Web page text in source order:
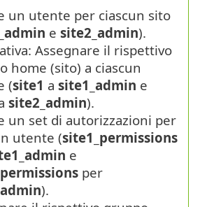
un utente per ciascun sito
e site2_admin).
Assegnare il rispettivo
home (sito) a ciascun
(site1 a site1_admin e
site2_admin).
un set di autorizzazioni per
utente (site1_permissions
e
per
).